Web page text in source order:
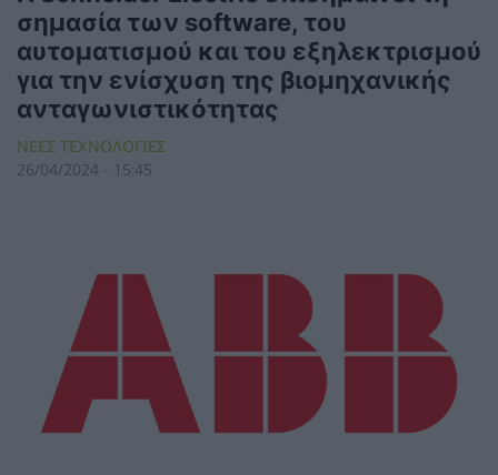
σημασία των software, του
αυτοµατισµού και του εξηλεκτρισµού
για την ενίσχυση της βιομηχανικής
ανταγωνιστικότητας
ΝΕΕΣ ΤΕΧΝΟΛΟΓΙΕΣ
26/04/2024 - 15:45